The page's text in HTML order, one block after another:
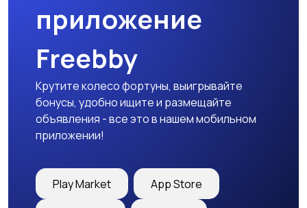
приложение
Freebby
Крутите колесо фортуны, выигрывайте
бонусы, удобно ищите и размещайте
объявления - все это в нашем мобильном
приложении!
Play Market App Store